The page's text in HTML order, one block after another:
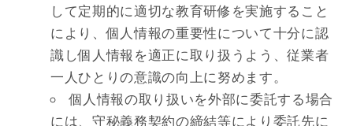
して定期的に適切な教育研修を実施すること
により、個人情報の重要性について十分に認
識し個人情報を適正に取り扱うよう、従業者
一人ひとりの意識の向上に努めます。
個人情報の取り扱いを外部に委託する場合
には、守秘義務契約の締結等により委託先に